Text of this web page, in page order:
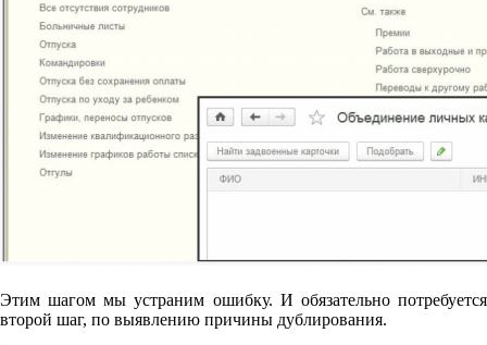
Этим шагом мы устраним ошибку. И обязательно потребуется
второй шаг, по выявлению причины дублирования.